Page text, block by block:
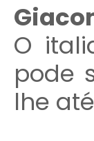
O
pode
lhe